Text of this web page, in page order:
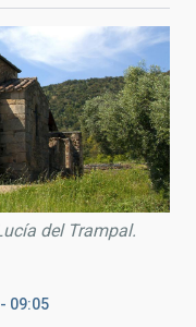
del Trampal.
09:05